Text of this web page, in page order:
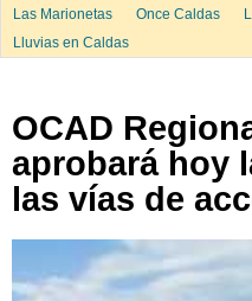
Las Marionetas
Once Caldas
Lluvias en Caldas
OCAD
aprobará hoy
las vías de